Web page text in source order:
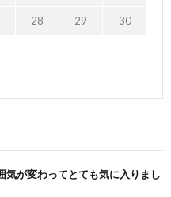
28 29 30
気が変わってとても気に入りまし